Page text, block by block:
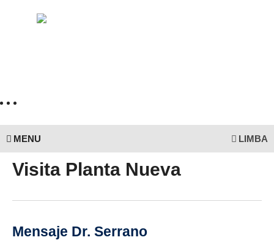
MENU LIMBA
Visita Planta Nueva
Mensaje Dr. Serrano